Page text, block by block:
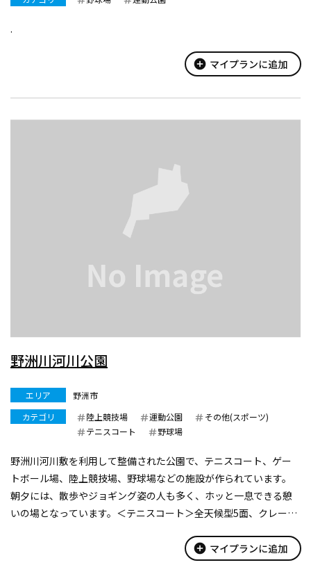
.
add_circle マイプランに追加
野洲川河川公園
エリア
野洲市
カテゴリ
陸上競技場 運動公園
その他(スポーツ)
テニスコート
野球場
野洲川河川敷を利用して整備された公園で、テニスコート、ゲー
トボール場、陸上競技場、野球場などの施設が作られています。
朝夕には、散歩やジョギング姿の人も多く、ホッと一息できる憩
いの場となっています。＜テニスコート＞全天候型5面、クレー5
add_circle マイプランに追加